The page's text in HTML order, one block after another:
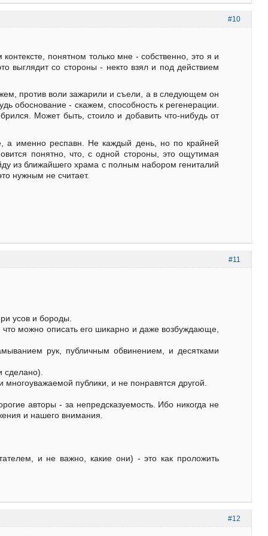
#10
понятном только мне - собственно, это я и
выглядит со стороны - некто взял и под действием
против воли зажарили и съели, а в следующем он
обоснование - скажем, способность к регенерации.
Может быть, стоило и добавить что-нибудь от
а именно респавн. Не каждый день, но по крайней
понятно, что, с одной стороны, это ощутимая
из ближайшего храма с полным набором гениталий
нужным не считает.
#11
усов и бороды.
что можно описать его шикарно и даже возбуждающе,
рук, публичным обвинением, и десятками
сделано).
публики, и не понравятся другой.
авторы - за непредсказуемость. Ибо никогда не
и нашего внимания.
и не важно, какие они) - это как проложить
#12